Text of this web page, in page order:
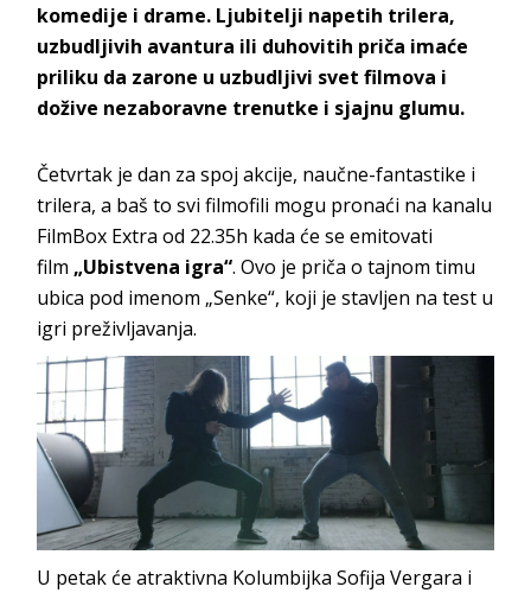
komedije i drame. Ljubitelji napetih trilera,
uzbudljivih avantura ili duhovitih priča imaće
priliku da zarone u uzbudljivi svet filmova i
dožive nezaboravne trenutke i sjajnu glumu.
Četvrtak je dan za spoj akcije, naučne-fantastike i
trilera, a baš to svi filmofili mogu pronaći na kanalu
FilmBox Extra od 22.35h kada će se emitovati
film „Ubistvena igra“. Ovo je priča o tajnom timu
ubica pod imenom „Senke“, koji je stavljen na test u
igri preživljavanja.
U petak će atraktivna Kolumbijka Sofija Vergara i